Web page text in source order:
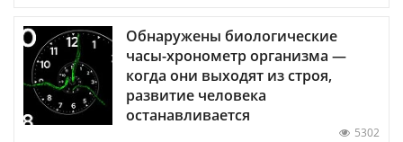
Обнаружены биологические
часы-хронометр организма —
когда они выходят из строя,
развитие человека
останавливается
5302